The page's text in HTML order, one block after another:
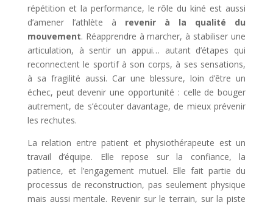
répétition et la performance, le rôle du kiné est aussi
d’amener l’athlète à revenir à la qualité du
mouvement. Réapprendre à marcher, à stabiliser une
articulation, à sentir un appui… autant d’étapes qui
reconnectent le sportif à son corps, à ses sensations,
à sa fragilité aussi. Car une blessure, loin d’être un
échec, peut devenir une opportunité : celle de bouger
autrement, de s’écouter davantage, de mieux prévenir
les rechutes.
La relation entre patient et physiothérapeute est un
travail d’équipe. Elle repose sur la confiance, la
patience, et l’engagement mutuel. Elle fait partie du
processus de reconstruction, pas seulement physique
mais aussi mentale. Revenir sur le terrain, sur la piste